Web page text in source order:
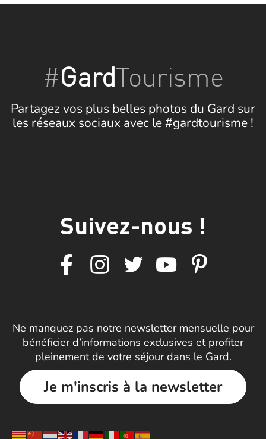
#GardTourisme
Partagez vos plus belles photos du Gard sur
les réseaux sociaux avec le #gardtourisme !
Suivez-nous !
Ne manquez pas notre newsletter mensuelle pour
bénéficier d’informations exclusives et profiter
pleinement de votre séjour dans le Gard.
Je m'inscris à la newsletter